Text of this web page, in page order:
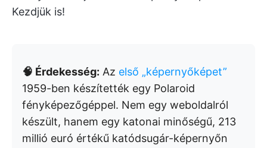
Kezdjük is!
🧠 Érdekesség: Az első „képernyőképet”
1959-ben készítették egy Polaroid
fényképezőgéppel. Nem egy weboldalról
készült, hanem egy katonai minőségű, 213
millió euró értékű katódsugár-képernyőn